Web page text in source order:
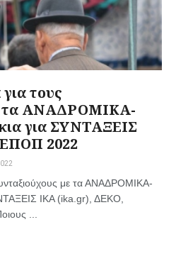
τους
τα ΑΝΑΔΡΟΜΙΚΑ-
για ΣΥΝΤΑΞΕΙΣ
2022
με τα ΑΝΑΔΡΟΜΙΚΑ-
ΙΚΑ (ika.gr), ΔΕΚΟ,
...